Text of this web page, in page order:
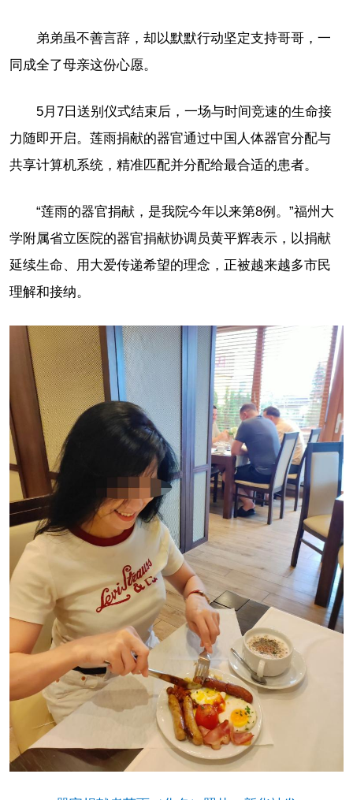
弟弟虽不善言辞，却以默默行动坚定支持哥哥，一
同成全了母亲这份心愿。
5月7日送别仪式结束后，一场与时间竞速的生命接
力随即开启。莲雨捐献的器官通过中国人体器官分配与
共享计算机系统，精准匹配并分配给最合适的患者。
“莲雨的器官捐献，是我院今年以来第8例。”福州大
学附属省立医院的器官捐献协调员黄平辉表示，以捐献
延续生命、用大爱传递希望的理念，正被越来越多市民
理解和接纳。